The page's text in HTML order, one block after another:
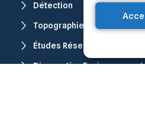
Détection
Topographie
Études Réseaux
Diagnostics